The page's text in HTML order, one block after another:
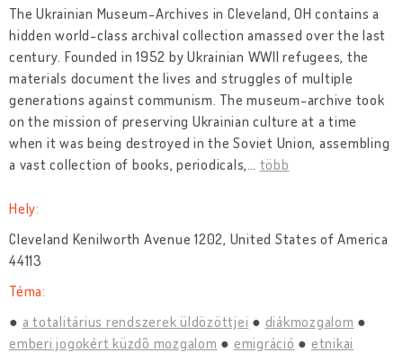
The Ukrainian Museum-Archives in Cleveland, OH contains a
hidden world-class archival collection amassed over the last
century. Founded in 1952 by Ukrainian WWII refugees, the
materials document the lives and struggles of multiple
generations against communism. The museum-archive took
on the mission of preserving Ukrainian culture at a time
when it was being destroyed in the Soviet Union, assembling
a vast collection of books, periodicals,… több
Hely:
Cleveland Kenilworth Avenue 1202, United States of America
44113
Téma:
a totalitárius rendszerek üldözöttjei
diákmozgalom
emberi jogokért küzdõ mozgalom
emigráció
etnikai